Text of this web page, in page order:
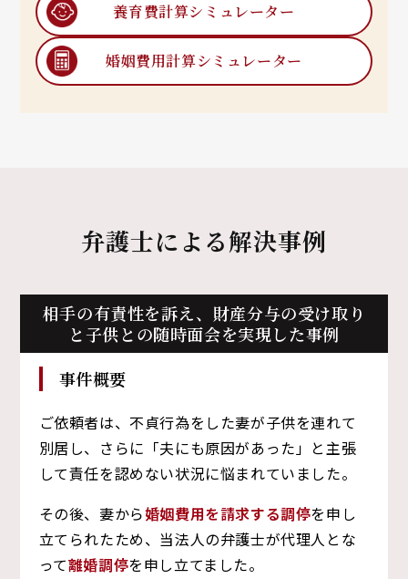
養育費計算シミュレーター
婚姻費用計算シミュレーター
弁護士による解決事例
相手の有責性を訴え、 財産分与の受け取り
と子供との随時面会を実現した事例
事件概要
ご依頼者は、不貞行為をした妻が子供を連れて
別居し、さらに「夫にも原因があった」と主張
して責任を認めない状況に悩まれていました。
その後、妻から婚姻費用を請求する調停を申し
立てられたため、当法人の弁護士が代理人とな
って離婚調停を申し立てました。